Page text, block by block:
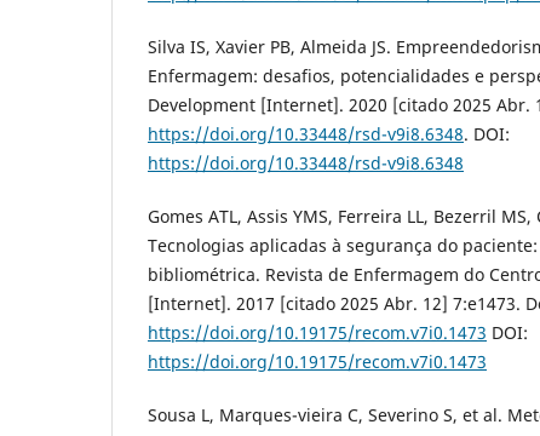
Silva IS, Xavier PB, Almeida JS.
Enfermagem: desafios, potencialidades e
Development [Internet]. 2020 [citado 2025 Abr.
https://doi.org/10.33448/rsd-v9i8.6348. DOI:
https://doi.org/10.33448/rsd-v9i8.6348
Gomes ATL, Assis YMS, Ferreira LL, Bezerril MS,
Tecnologias aplicadas à segurança do
bibliométrica. Revista de Enfermagem do
[Internet]. 2017 [citado 2025 Abr. 12] 7:e1473.
https://doi.org/10.19175/recom.v7i0.1473 DOI:
https://doi.org/10.19175/recom.v7i0.1473
Sousa L, Marques-vieira C, Severino S, et al.